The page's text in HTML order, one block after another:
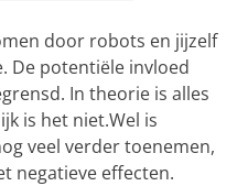
door robots en jijzelf
De potentiële invloed
In theorie is alles
is het niet.Wel is
veel verder toenemen,
negatieve effecten.